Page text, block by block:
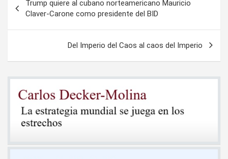
de
entradas
Trump quiere al cubano norteamericano Mauricio
Claver-Carone como presidente del BID
Del Imperio del Caos al caos del Imperio